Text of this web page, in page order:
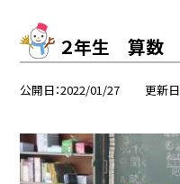
２年生 算数
公開日 2022/01/27 更新日